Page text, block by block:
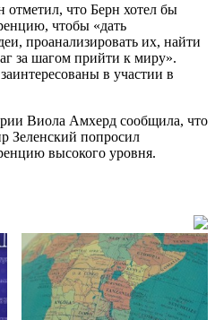
что Берн хотел бы
чтобы «дать
проанализировать их, найти
за шагом прийти к миру».
в участии в
Виола Амхерд сообщила, что
Зеленский попросил
высокого уровня.